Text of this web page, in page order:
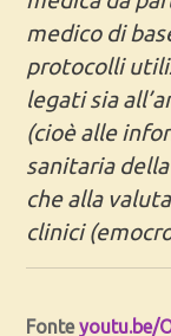
medico di
protocolli
legati sia
(cioè alle
sanitaria
che alla
clinici
Fonteyoutu.be/